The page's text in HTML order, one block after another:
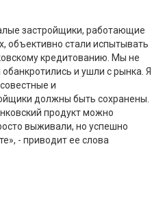
застройщики, работающие
объективно стали испытывать
кредитованию. Мы не
и ушли с рынка. Я
и
должны быть сохранены.
продукт можно
выживали, но успешно
- приводит ее слова